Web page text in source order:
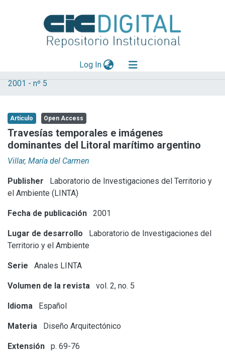
Log In(current)
Explorar
Aportar material
Statistics
2001 - nº 5
Artículo Open Access
Travesías temporales e imágenes
dominantes del Litoral marítimo argentino
Villar, María del Carmen
Publisher
Laboratorio de Investigaciones del Territorio y
el Ambiente (LINTA)
Fecha de publicación 2001
Lugar de desarrollo
Laboratorio de Investigaciones del
Territorio y el Ambiente
Serie Anales LINTA
Volumen de la revista vol. 2, no. 5
Idioma Español
Materia Diseño Arquitectónico
Extensión p. 69-76